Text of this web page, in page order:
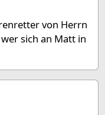
von Herrn
sich an Matt in